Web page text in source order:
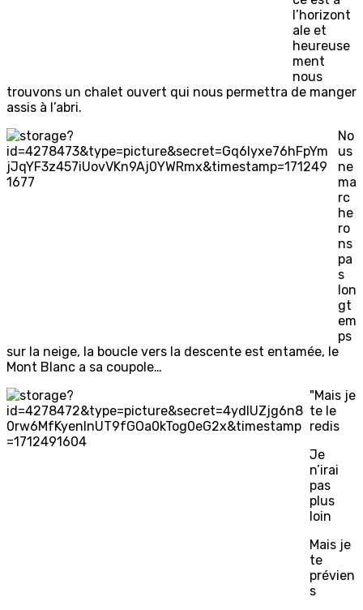
l’horizont
ale et
heureuse
ment
nous
trouvons un chalet ouvert qui nous permettra de manger
assis à l’abri.
No
us
ne
ma
rc
he
ro
ns
pa
s
lon
gt
em
ps
sur la neige, la boucle vers la descente est entamée, le
Mont Blanc a sa coupole…
"Mais je
te le
redis
Je
n’irai
pas
plus
loin
Mais je
te
prévien
s